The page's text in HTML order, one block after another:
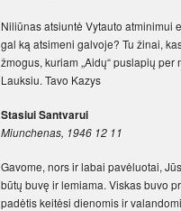
Niliūnas atsiuntė Vytauto atminimui
gal ką atsimeni galvoje? Tu žinai,
žmogus, kuriam „Aidų“ puslapių per
Lauksiu. Tavo Kazys
Stasiui Santvarui
Miunchenas, 1946 12 11
Gavome, nors ir labai pavėluotai,
būtų buvę ir lemiama. Viskas buvo
padėtis keitėsi dienomis ir